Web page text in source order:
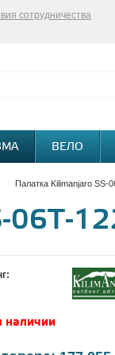
сотрудничества
ВЕЛО
Палатка Kilimanjaro SS-
06Т-
наличии